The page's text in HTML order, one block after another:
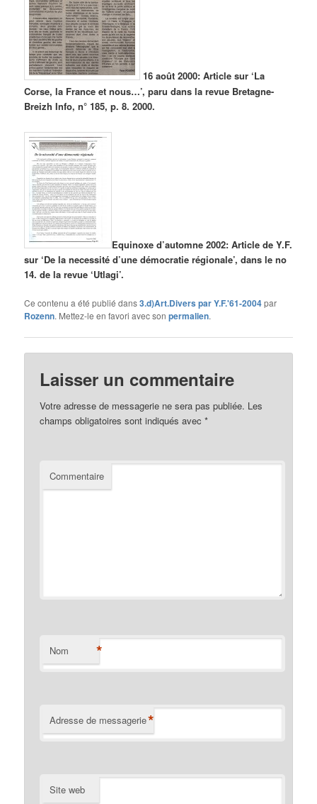
16 août 2000: Article sur ‘La
Corse, la France et nous…’, paru dans la revue Bretagne-
Breizh Info, n° 185, p. 8. 2000.
Equinoxe d’automne 2002: Article de Y.F.
sur ‘De la necessité d’une démocratie régionale’, dans le no
14. de la revue ‘Utlagi’.
Ce contenu a été publié dans3.d)Art.Divers par Y.F.'61-2004par
Rozenn. Mettez-le en favori avec sonpermalien.
Laisser un commentaire
Votre adresse de messagerie ne sera pas publiée. Les
champs obligatoires sont indiqués avec*
Commentaire
Nom *
Adresse de messagerie*
Site web